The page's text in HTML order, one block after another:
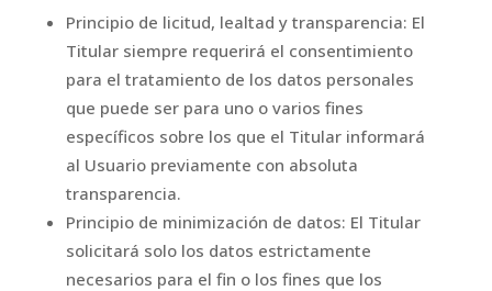
Principio de licitud, lealtad y transparencia: El
Titular siempre requerirá el consentimiento
para el tratamiento de los datos personales
que puede ser para uno o varios fines
específicos sobre los que el Titular informará
al Usuario previamente con absoluta
transparencia.
Principio de minimización de datos: El Titular
solicitará solo los datos estrictamente
necesarios para el fin o los fines que los